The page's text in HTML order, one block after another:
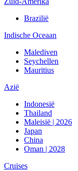
Brazilië
Indische Oceaan
Malediven
Seychellen
Mauritius
Azië
Indonesië
Thailand
Maleisië | 2026
Japan
China
Oman | 2028
Cruises